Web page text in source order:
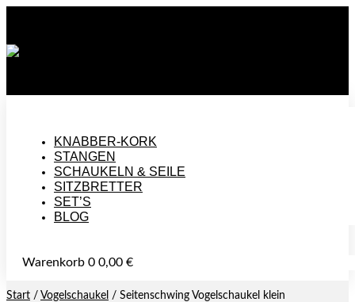
KNABBER-KORK
STANGEN
SCHAUKELN & SEILE
SITZBRETTER
SET’S
BLOG
Warenkorb 0 0,00 €
Start / Vogelschaukel / Seitenschwing Vogelschaukel klein